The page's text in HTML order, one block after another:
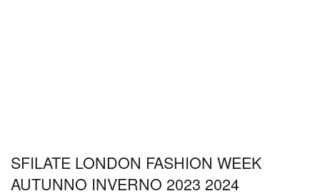
SFILATE LONDON FASHION WEEK
AUTUNNO INVERNO 2023 2024